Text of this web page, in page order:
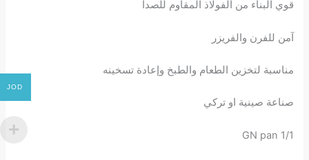
قوي البناء من الفولاذ المقاوم للصدأ
آمن للفرن والفريزر
مناسبة لتخزين الطعام والطبخ وإعادة تسخينه
صناعة صينية او تركي
GN pan 1/1
JOD